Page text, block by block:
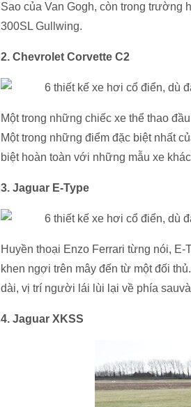
Sao của Van Gogh, còn trong trường
300SL Gullwing.
2. Chevrolet Corvette C2
Một trong những chiếc xe thể thao
Một trong những điểm đặc biệt nhất
biệt hoàn toàn với những mẫu xe
3. Jaguar E-Type
Huyền thoại Enzo Ferrari từng nói,
khen ngợi trên mây đến từ một đối
dài, vị trí người lái lùi lại về phía
4. Jaguar XKSS